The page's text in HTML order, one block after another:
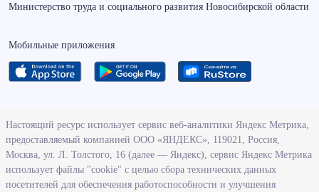
Министерство труда и социального развития Новосибирской области
Мобильные приложения
О ведомстве
Деятельность министерства труда и социального развития
Новосибирской области
Контрольно-надзорная деятельность министерства
Настоящий ресурс использует сервис веб-аналитики Яндекс Метрика,
предоставляемый компанией ООО «ЯНДЕКС», 119021, Россия,
Москва, ул. Л. Толстого, 16 (далее — Яндекс), сервис Яндекс Метрика
использует файлы "cookie" с целью сбора технических данных
посетителей для обеспечения работоспособности и улучшения